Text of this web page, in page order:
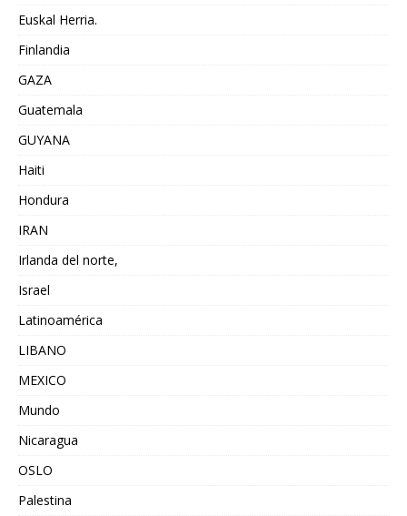
Euskal Herria.
Finlandia
GAZA
Guatemala
GUYANA
Haiti
Hondura
IRAN
Irlanda del norte,
Israel
Latinoamérica
LIBANO
MEXICO
Mundo
Nicaragua
OSLO
Palestina